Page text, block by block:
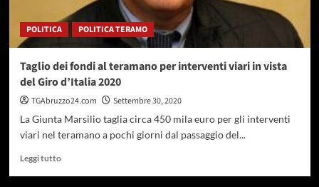
fuorvianti”
POLITICA POLITICA TERAMO
Taglio dei fondi al teramano per interventi viari in vista
del Giro d’Italia 2020
TGAbruzzo24.com
Settembre 30, 2020
La Giunta Marsilio taglia circa 450 mila euro per gli interventi
viari nel teramano a pochi giorni dal passaggio del...
Leggi tuttoLeggi